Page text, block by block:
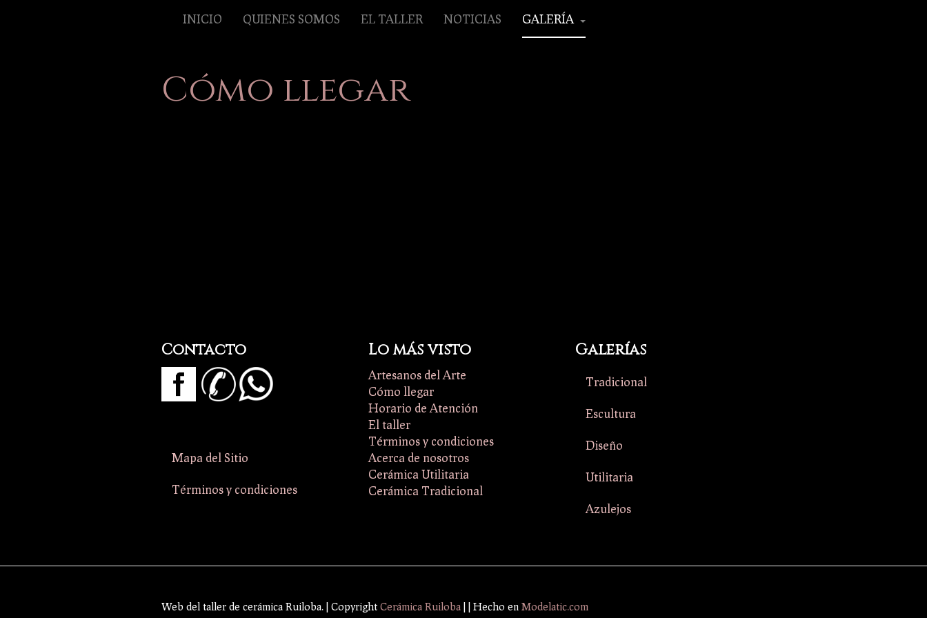
INICIO QUIENES SOMOS EL TALLER NOTICIAS GALERÍA
Cómo llegar
Contacto
Mapa del Sitio
Términos y condiciones
Lo más visto
Artesanos del Arte
Cómo llegar
Horario de Atención
El taller
Términos y condiciones
Acerca de nosotros
Cerámica Utilitaria
Cerámica Tradicional
Galerías
Tradicional
Escultura
Diseño
Utilitaria
Azulejos
Web del taller de cerámica Ruiloba. | Copyright Cerámica Ruiloba | | Hecho en Modelatic.com